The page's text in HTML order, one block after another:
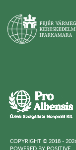
COPYRIGHT © 2018 -
POWERED BY POSITIVE